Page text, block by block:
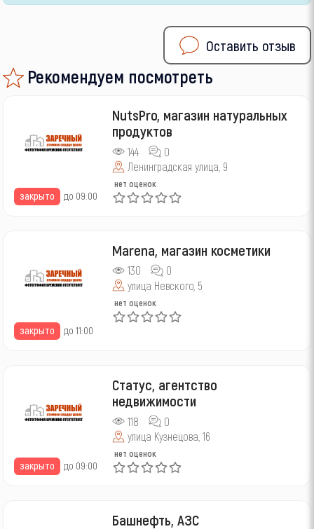
Оставить отзыв
Рекомендуем посмотреть
закрыто до 09:00
NutsPro, магазин натуральных
продуктов
144
0
Ленинградская улица, 9
нет оценок
закрыто до 11:00
Marena, магазин косметики
130
0
улица Невского, 5
нет оценок
закрыто до 09:00
Статус, агентство
недвижимости
118
0
улица Кузнецова, 16
нет оценок
Башнефть, АЗС